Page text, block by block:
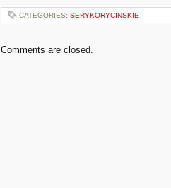
CATEGORIES: SERYKORYCINSKIE
Comments are closed.